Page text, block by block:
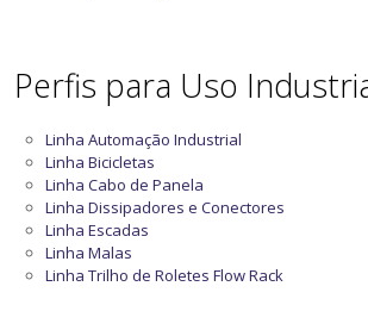
Perfis para Uso
Linha Automação Industrial
Linha Bicicletas
Linha Cabo de Panela
Linha Dissipadores e Conectores
Linha Escadas
Linha Malas
Linha Trilho de Roletes Flow Rack